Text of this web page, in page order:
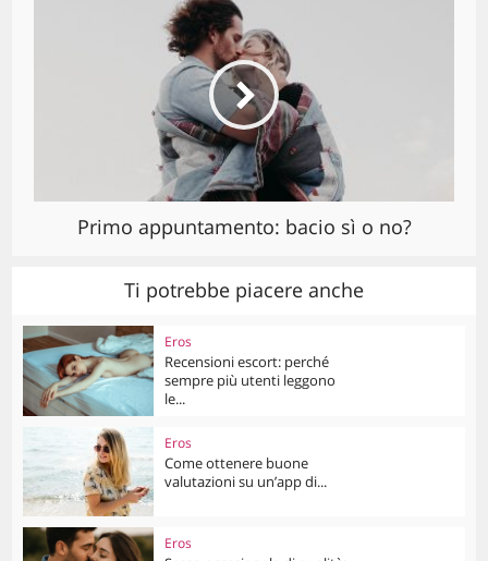
Primo appuntamento: bacio sì o no?
Ti potrebbe piacere anche
Eros
Recensioni escort: perché
sempre più utenti leggono
le...
Eros
Come ottenere buone
valutazioni su un’app di...
Eros